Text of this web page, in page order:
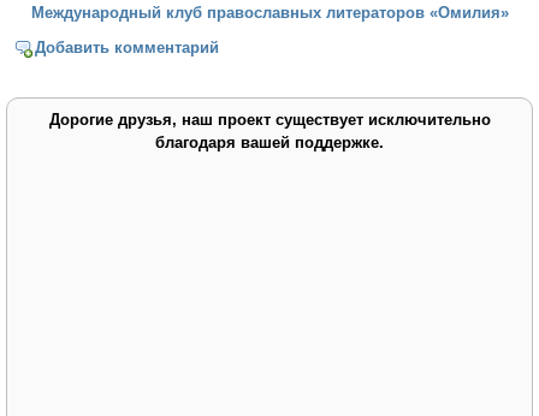
Международный клуб православных литераторов «Омилия»
Добавить комментарий
Дорогие друзья, наш проект существует исключительно
благодаря вашей поддержке.